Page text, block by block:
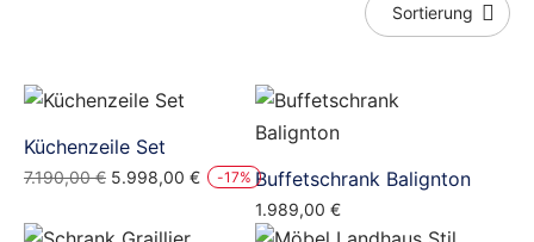
Küchenzeile Set
7.190,00€ Ursprünglicher
war:
5.998,00 €Aktueller
-17% Buffetschrank Balignton
1.989,00 €